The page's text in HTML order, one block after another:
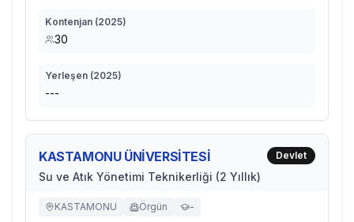
Kontenjan (2025)
30
Yerleşen (2025)
---
KASTAMONU ÜNİVERSİTESİ
Su ve Atık Yönetimi Teknikerliği (2 Yıllık)
Devlet
KASTAMONU Örgün -